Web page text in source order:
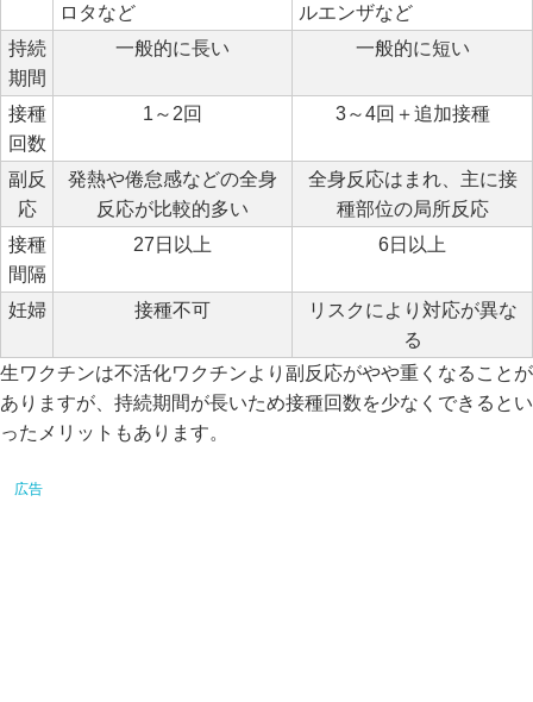
ロタなど
ルエンザなど
持続
期間
一般的に長い 一般的に短い
接種
回数
1～2回 3～4回＋追加接種
副反
応
発熱や倦怠感などの全身
反応が比較的多い
全身反応はまれ、主に接
種部位の局所反応
接種
間隔
27日以上 6日以上
妊婦 接種不可
リスクにより対応が異な
る
生ワクチンは不活化ワクチンより副反応がやや重くなることが
ありますが、持続期間が長いため接種回数を少なくできるとい
ったメリットもあります。